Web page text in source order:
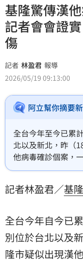
基隆驚傳漢
記者會會證
傷
記者 林盈君 報導
2026/05/19 09:13:00
阿立幫你摘要
全台今年至今已累
北以及新北，昨（
他病毒確診個案，
鼠咬傷，後出現發
府在第一時間掌握
記者林盈君／基隆
全台今年自今已
別位於台北以及
隆市疑似出現漢